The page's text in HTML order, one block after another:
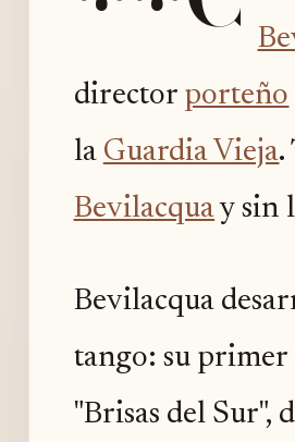
director porteño
la Guardia Vieja.
Bevilacquay sin
Bevilacqua
tango: su primer
"Brisas del Sur",